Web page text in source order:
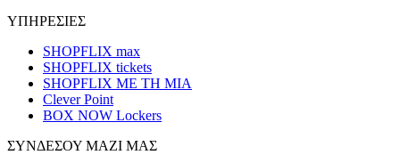
ΥΠΗΡΕΣΙΕΣ
SHOPFLIX max
SHOPFLIX tickets
SHOPFLIX ΜΕ ΤΗ ΜΙΑ
Clever Point
BOX NOW Lockers
ΣΥΝΔΕΣΟΥ ΜΑΖΙ ΜΑΣ